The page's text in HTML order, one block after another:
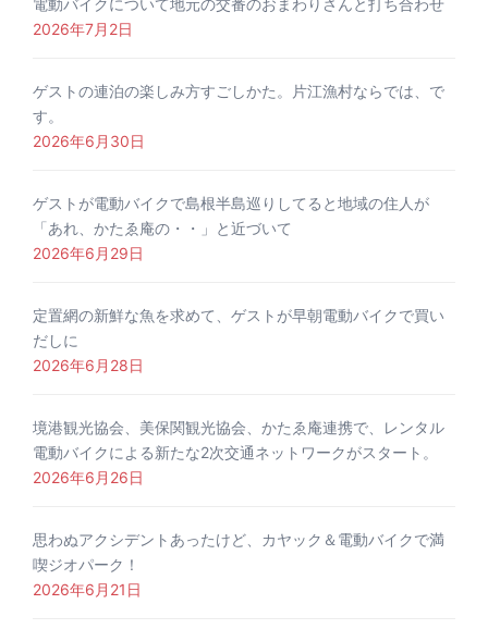
電動バイクについて地元の交番のおまわりさんと打ち合わせ
2026年7月2日
ゲストの連泊の楽しみ方すごしかた。片江漁村ならでは、で
す。
2026年6月30日
ゲストが電動バイクで島根半島巡りしてると地域の住人が
「あれ、かたゑ庵の・・」と近づいて
2026年6月29日
定置網の新鮮な魚を求めて、ゲストが早朝電動バイクで買い
だしに
2026年6月28日
境港観光協会、美保関観光協会、かたゑ庵連携で、レンタル
電動バイクによる新たな2次交通ネットワークがスタート。
2026年6月26日
思わぬアクシデントあったけど、カヤック＆電動バイクで満
喫ジオパーク！
2026年6月21日